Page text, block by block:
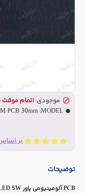
بر اساس 3
موجودی: اتمام
MODEL:
PCB 30mm
توضیحات
PCB آلومینیومی پاور LED 5W